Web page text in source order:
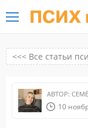
ПСИХ
<<< Все статьи
АВТОР:
10